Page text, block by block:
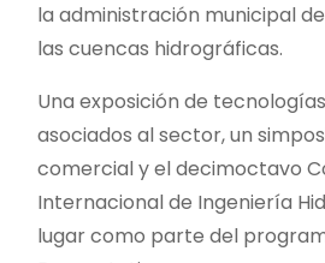
la administración municipal
las cuencas hidrográficas.
Una exposición de
asociados al sector, un
comercial y el decimoctavo
Internacional de Ingeniería
lugar como parte del